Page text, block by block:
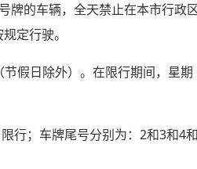
牌的车辆，全天禁止在本市行政
定行驶。
假日除外）。在限行期间，星期
行；车牌尾号分别为：2和3和4